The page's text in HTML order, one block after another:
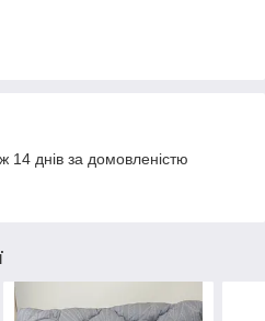
14 днів за домовленістю